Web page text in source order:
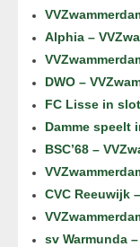
Alphia –
DWO –
FC Lisse in
Damme speelt
BSC’68 –
CVC Reeuwijk
sv Warmunda